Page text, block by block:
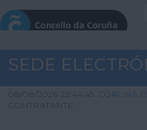
INICIO
SEDE
08/08/2026 22:44:45
CONTRATANTE